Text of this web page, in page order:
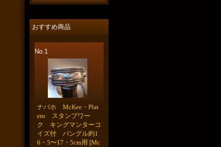
おすすめ商品
No.1
ナバホ McKee・Plat
ero スタンプワー
ク キングマンターコ
イズ付 バングル約1
6・5〜17・5cm用 [Mc